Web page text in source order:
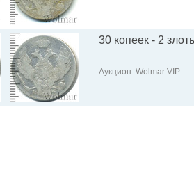
30 копеек - 2
Аукцион: Wolmar VIP